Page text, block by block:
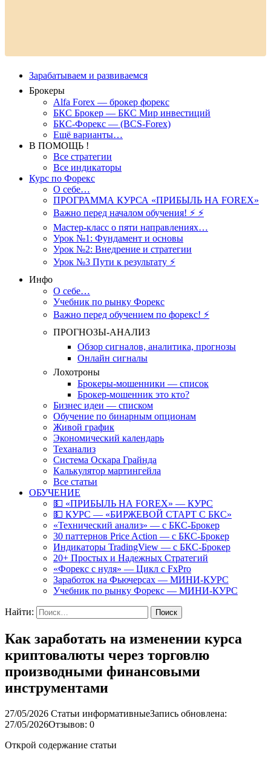
Зарабатываем и развиваемся
Брокеры
Alfa Forex — брокер форекс
БКС Брокер — БКС Мир инвестиций
БКС-Форекс — (BCS-Forex)
Ещё варианты…
В ПОМОЩЬ !
Все стратегии
Все индикаторы
Курс по Форекс
О себе…
ПРОГРАММА КУРСА «ПРИБЫЛЬ НА FOREX»
Важно перед началом обучения! ⚡ ⚡
Мастер-класс о пяти направлениях…
Урок №1: Фундамент и основы
Урок №2: Внедрение и стратегии
Урок №3 Пути к результату ⚡️
Инфо
О себе…
Учебник по рынку Форекс
Важно перед обучением по форекс! ⚡
ПРОГНОЗЫ-АНАЛИЗ
Обзор сигналов, аналитика, прогнозы
Онлайн сигналы
Лохотроны
Брокеры-мошенники — список
Брокер-мошенник это кто?
Бизнес идеи — списком
Обучение по бинарным опционам
Живой график
Экономический календарь
Теханализ
Система Оскара Грайнда
Калькулятор мартингейла
Все статьи
ОБУЧЕНИЕ
💵 «ПРИБЫЛЬ НА FOREX» — КУРС
💵 КУРС — «БИРЖЕВОЙ СТАРТ С БКС»
«Технический анализ» — с БКС-Брокер
30 паттернов Price Action — с БКС-Брокер
Индикаторы TradingView — с БКС-Брокер
20+ Простых и Надежных Стратегий
«Форекс с нуля» — Цикл с FxPro
Заработок на Фьючерсах — МИНИ-КУРС
Учебник по рынку Форекс — МИНИ-КУРС
Найти:
Как заработать на изменении курса
криптовалюты через торговлю
производными финансовыми
инструментами
27/05/2026 Статьи информативныеЗапись обновлена:
27/05/2026Отзывов: 0
Открой содержание статьи